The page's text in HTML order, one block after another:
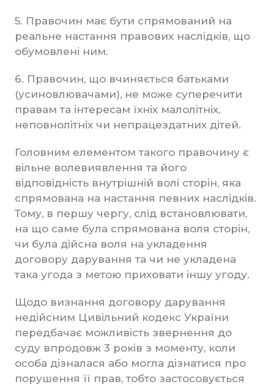
5. Правочин має бути спрямований на
реальне настання правових наслідків, що
обумовлені ним.
6. Правочин, що вчиняється батьками
(усиновлювачами), не може суперечити
правам та інтересам їхніх малолітніх,
неповнолітніх чи непрацездатних дітей.
Головним елементом такого правочину є
вільне волевиявлення та його
відповідність внутрішній волі сторін, яка
спрямована на настання певних наслідків.
Тому, в першу чергу, слід встановлювати,
на що саме була спрямована воля сторін,
чи була дійсна воля на укладення
договору дарування та чи не укладена
така угода з метою приховати іншу угоду.
Щодо визнання договору дарування
недійсним Цивільний кодекс України
передбачає можливість звернення до
суду впродовж 3 років з моменту, коли
особа дізналася або могла дізнатися про
порушення її прав, тобто застосовується